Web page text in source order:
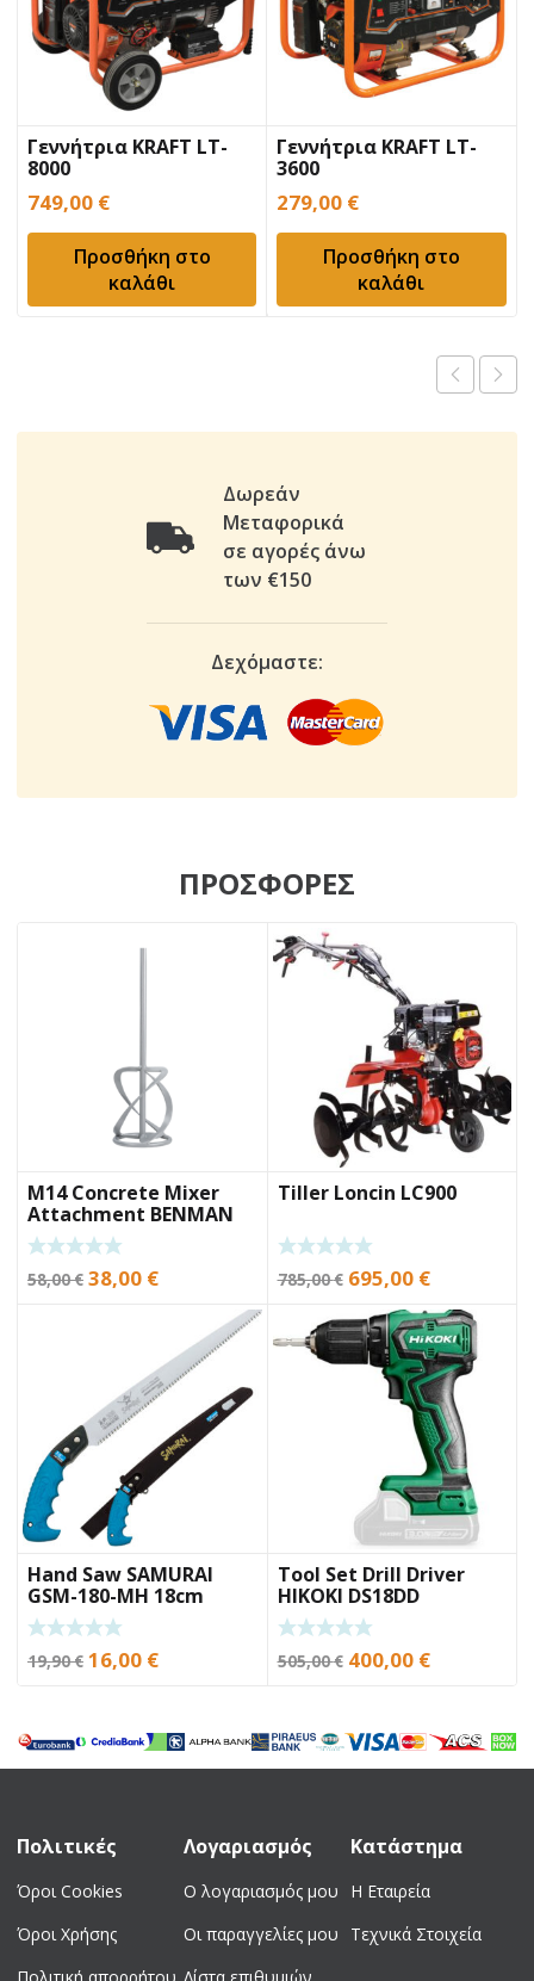
Γεννήτρια KRAFT LT-
8000
749,00 €
Προσθήκη στο
καλάθι
Γεννήτρια KRAFT LT-
3600
279,00 €
Προσθήκη στο
καλάθι
Δωρεάν
Μεταφορικά
σε αγορές άνω
των €150
Δεχόμαστε:
ΠΡΟΣΦΟΡΕΣ
M14 Concrete Mixer
Attachment BENMAN
MK160M
58,00€ Original
58,00 €.
38,00 €Current
38,00 €.
Tiller Loncin LC900
785,00€ Original
price
was:
785,00 €.
695,00 €Current
price
is:
695,00 €.
Hand Saw SAMURAI
GSM-180-MH 18cm
19,90€ Original
19,90 €.
16,00 €Current
16,00 €.
Tool Set Drill Driver
HIKOKI DS18DD
505,00€ Original
505,00 €.
400,00 €Current
400,00 €.
Πολιτικές
Όροι Cookies
Όροι Χρήσης
Λογαριασμός
Ο λογαριασμός μου
Οι παραγγελίες μου
Κατάστημα
Η Εταιρεία
Τεχνικά Στοιχεία